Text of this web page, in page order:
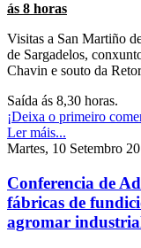
ás 8 horas
Visitas a San Martiño
de Sargadelos,
Chavin e souto da
Saída ás 8,30 horas.
¡Deixa o primeiro
Ler máis...
Martes, 10 Setembro
Conferencia de
fábricas de
agromar